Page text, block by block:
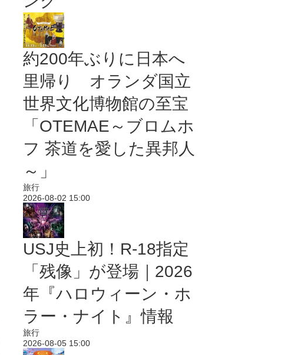
約200年ぶりに日本へ
里帰り オランダ国立
世界文化博物館の至宝
「OTEMAE～ブロムホ
フ 茶道を愛した異邦人
～」
旅行
2026-08-02 15:00
USJ史上初！R-18指定
「残像」が登場｜2026
年『ハロウィーン・ホ
ラー・ナイト』情報
旅行
2026-08-05 15:00